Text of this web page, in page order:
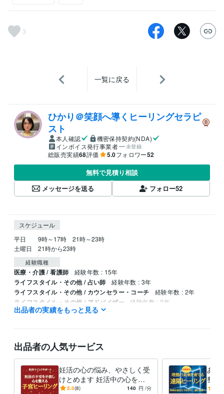
3
一覧に戻る
ひかり＠笑顔へ導くヒーリングセラピ
スト
本人確認
機密保持契約(NDA)
インボイス発行事業者
未登録
総販売実績68評価 5.0フォロワー52
無料で見積り相談
メッセージを送る
フォロー52
スケジュール
平日　　9時～17時　21時～23時
土曜日　21時から23時
経験職種
医療・介護 / 看護師 経験年数 : 15年
ライフスタイル・その他 / 占い師 経験年数 : 3年
ライフスタイル・その他 / カウンセラー・コーチ 経験年数 : 2年
ライフスタイル・その他 / アドバイザー 経験年数 : 2年
マヤ暦アドバイザー 取得年 : 2022年
看護師
認定レイキヒーラー 取得年 : 2020年
出品者の実績をもっと見る
出品者の人気サービス
妊活の心の悩み、やさしく受
けとめます 妊活中の心を整
えて妊娠力アップを目指す
5.0(8) 140 円 /分
あな
整え
歩踏